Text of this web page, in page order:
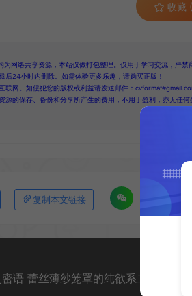
收藏
为网络共享资源，本站仅做打包整理。仅用于学习交流，严
后24小时内删除。如需体验更多乐趣，请购买正版！
联网。如侵犯您的版权或利益请发送邮件：
源的保存、备份和分享所产生的费用，不用于盈利，亦无任何
复制本文链接
语 蕾丝薄纱笼罩的纯欲系二次元壁纸